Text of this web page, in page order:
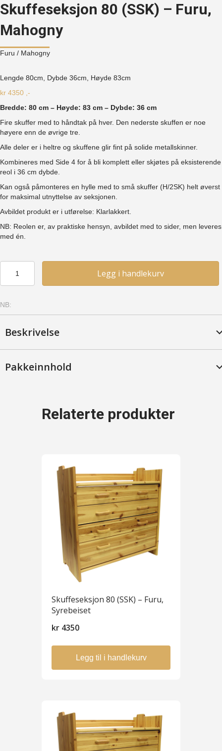
Skuffeseksjon 80 (SSK) – Furu,
Mahogny
Furu / Mahogny
Lengde 80cm, Dybde 36cm, Høyde 83cm
kr 4350 ,-
Bredde: 80 cm – Høyde: 83 cm – Dybde: 36 cm
Fire skuffer med to håndtak på hver. Den nederste skuffen er noe
høyere enn de øvrige tre.
Alle deler er i heltre og skuffene glir fint på solide metallskinner.
Kombineres med Side 4 for å bli komplett eller skjøtes på eksisterende
reol i 36 cm dybde.
Kan også påmonteres en hylle med to små skuffer (H/2SK) helt øverst
for maksimal utnyttelse av seksjonen.
Avbildet produkt er i utførelse: Klarlakkert.
NB: Reolen er, av praktiske hensyn, avbildet med to sider, men leveres
med én.
(SSK)
Furu,
Mahogny
Legg i handlekurv
NB:
Beskrivelse
Pakkeinnhold
Relaterte produkter
Skuffeseksjon 80 (SSK) – Furu,
Syrebeiset
kr 4350
Legg til i handlekurv